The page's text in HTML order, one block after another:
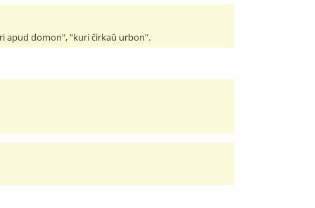
apud domon", "kuri ĉirkaŭ urbon".